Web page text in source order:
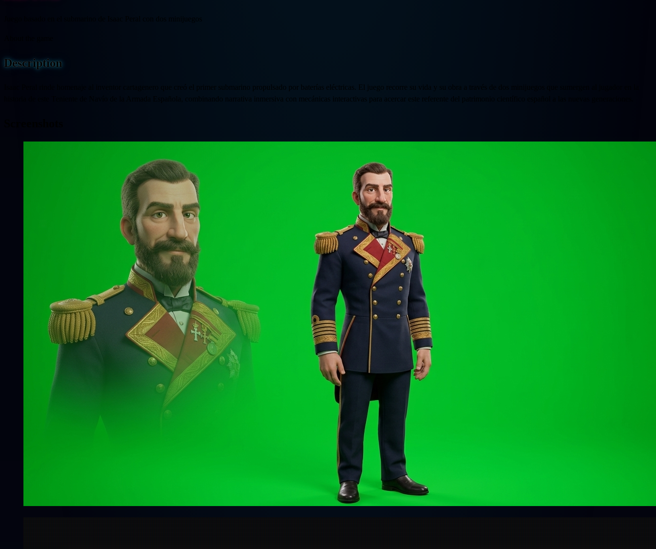
Description
Isaac Peral rinde homenaje al inventor cartagenero que creó el primer submarino propulsado por baterías eléctricas. El juego recorre su vida y su obra a través de dos minijuegos que sumergen al jugador en la
historia de este Teniente de Navío de la Armada Española, combinando narrativa inmersiva con mecánicas interactivas para acercar este referente del patrimonio científico español a las nuevas generaciones.